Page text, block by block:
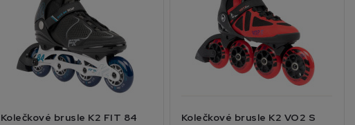
Kolečkové brusle K2 FIT 84
Kolečkové brusle K2 VO2 S